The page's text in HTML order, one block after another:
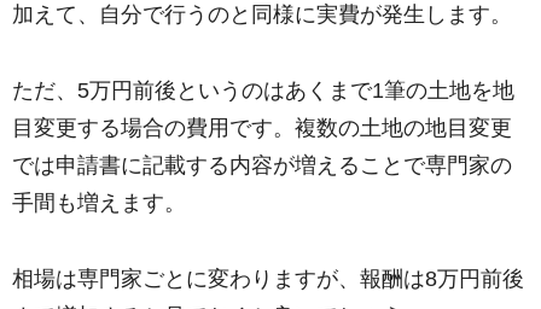
加えて、自分で行うのと同様に実費が発生します。
ただ、5万円前後というのはあくまで1筆の土地を地
目変更する場合の費用です。複数の土地の地目変更
では申請書に記載する内容が増えることで専門家の
手間も増えます。
相場は専門家ごとに変わりますが、報酬は8万円前後